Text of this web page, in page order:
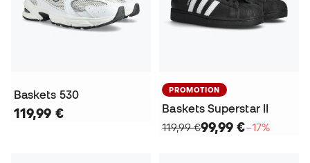
Baskets 530
119,99 €
PROMOTION
Baskets Superstar II
119,99 €99,99 €−17%